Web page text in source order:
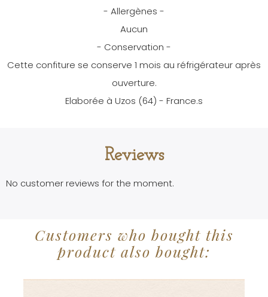
- Allergènes -
Aucun
- Conservation -
Cette confiture se conserve 1 mois au réfrigérateur après
ouverture.
Elaborée à Uzos (64) - France.s
Reviews
No customer reviews for the moment.
Customers who bought this
product also bought: